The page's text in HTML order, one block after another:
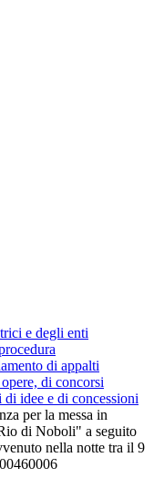
e degli enti
di appalti
di concorsi
idee e di concessioni
per la messa in
di Noboli" a seguito
nella notte tra il 9